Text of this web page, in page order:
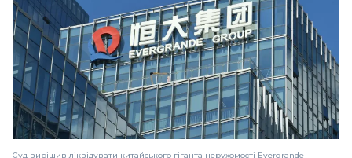
Суд вирішив ліквідувати китайського гіганта нерухомості Evergrande